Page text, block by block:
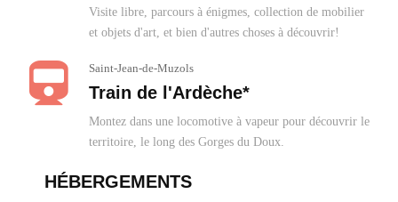
Visite libre, parcours à énigmes, collection de mobilier
et objets d'art, et bien d'autres choses à découvrir!
Saint-Jean-de-Muzols
Train de l'Ardèche*
Montez dans une locomotive à vapeur pour découvrir le
territoire, le long des Gorges du Doux.
HÉBERGEMENTS